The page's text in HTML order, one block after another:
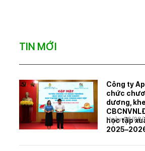
TIN MỚI
Công ty
chức
dương,
học tập
Ngày 06/08/